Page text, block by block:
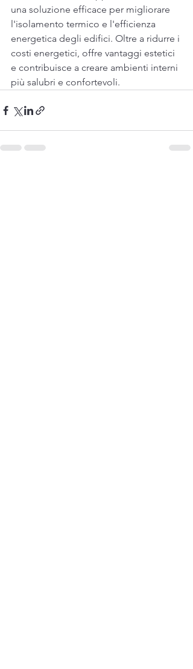
una soluzione efficace per migliorare
l'isolamento termico e l'efficienza
energetica degli edifici. Oltre a ridurre i
costi energetici, offre vantaggi estetici
e contribuisce a creare ambienti interni
più salubri e confortevoli.